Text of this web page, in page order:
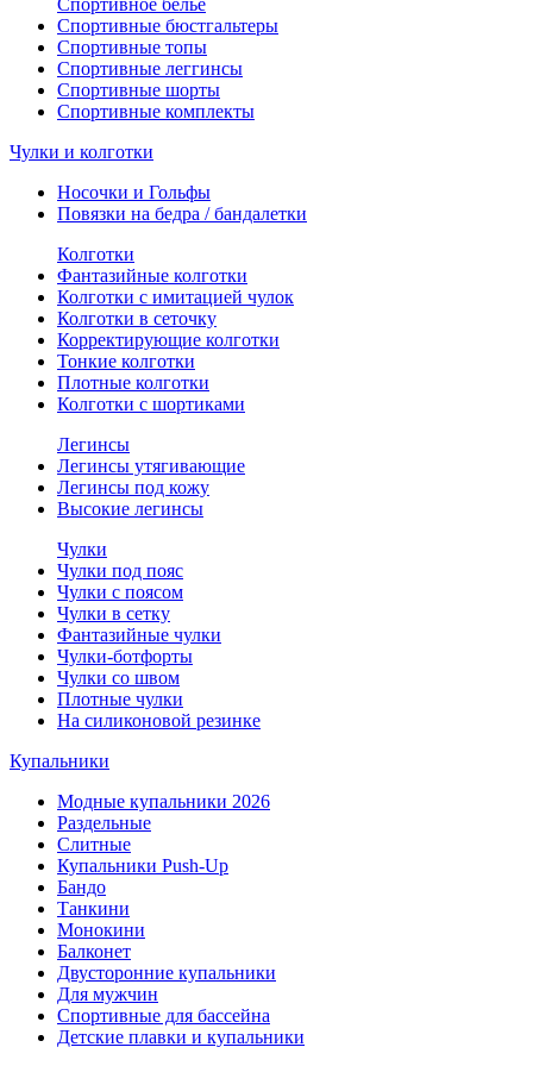
Спортивное белье
Спортивные бюстгальтеры
Спортивные топы
Спортивные леггинсы
Спортивные шорты
Спортивные комплекты
Чулки и колготки
Носочки и Гольфы
Повязки на бедра / бандалетки
Колготки
Фантазийные колготки
Колготки с имитацией чулок
Колготки в сеточку
Корректирующие колготки
Тонкие колготки
Плотные колготки
Колготки с шортиками
Легинсы
Легинсы утягивающие
Легинсы под кожу
Высокие легинсы
Чулки
Чулки под пояс
Чулки с поясом
Чулки в сетку
Фантазийные чулки
Чулки-ботфорты
Чулки со швом
Плотные чулки
На силиконовой резинке
Купальники
Модные купальники 2026
Раздельные
Слитные
Купальники Push-Up
Бандо
Танкини
Монокини
Балконет
Двусторонние купальники
Для мужчин
Спортивные для бассейна
Детские плавки и купальники